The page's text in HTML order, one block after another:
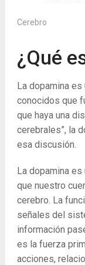
Cerebro
¿Qué
La dopamina
conocidos que
que haya una
cerebrales”, la
esa discusión.
La dopamina
que nuestro
cerebro. La
señales del
información
es la fuerza
acciones,